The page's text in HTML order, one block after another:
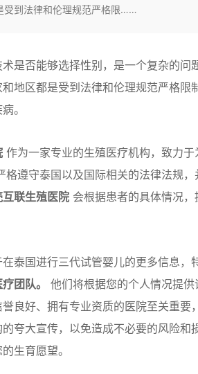
受到法律和伦理规范严格限……
是否能够选择性别，是一个复杂的
地区都是受到法律和伦理规范严格
。
作为一家专业的生殖医疗机构，致力
格遵守泰国以及国际相关的法律法规
互联生殖医院 会根据患者的具体情况
泰国进行三代试管婴儿的更多信息，
团队。
他们将根据您的个人情况提供
良好、拥有专业资质的医院至关重
夸大宣传，以免造成不必要的风险和
生育愿望。